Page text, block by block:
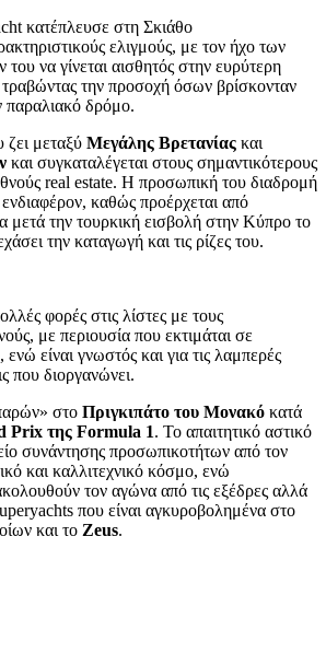
κατέπλευσε στη Σκιάθο
ελιγμούς, με τον ήχο των
να γίνεται αισθητός στην ευρύτερη
τραβώντας την προσοχή όσων βρίσκονταν
παραλιακό δρόμο.
μεταξύ Μεγάλης Βρετανίας και
και συγκαταλέγεται στους σημαντικότερους
real estate. Η προσωπική του διαδρομή
ενδιαφέρον, καθώς προέρχεται από
μετά την τουρκική εισβολή στην Κύπρο το
την καταγωγή και τις ρίζες του.
φορές στις λίστες με τους
με περιουσία που εκτιμάται σε
είναι γνωστός και για τις λαμπερές
που διοργανώνει.
στο Πριγκιπάτο του Μονακό κατά
Prix της Formula 1. Το απαιτητικό αστικό
συνάντησης προσωπικοτήτων από τον
και καλλιτεχνικό κόσμο, ενώ
τον αγώνα από τις εξέδρες αλλά
που είναι αγκυροβολημένα στο
και το Zeus.